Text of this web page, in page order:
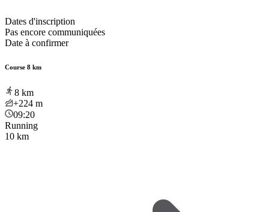
Dates d'inscription
Pas encore communiquées
Date à confirmer
Course 8 km
8 km
+224 m
09:20
Running
10 km